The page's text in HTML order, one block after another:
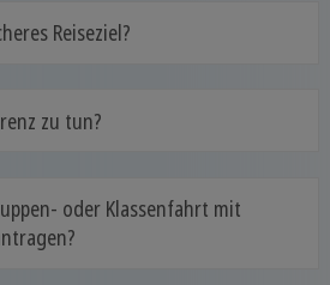
Reiseziel?
zu tun?
oder Klassenfahrt mit